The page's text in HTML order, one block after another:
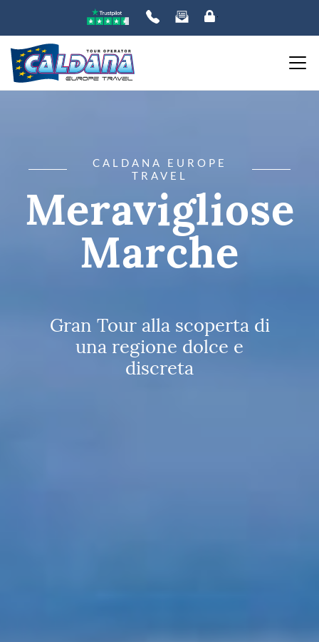
CALDANA EUROPE
TRAVEL
Meravigliose
Marche
Gran Tour alla scoperta di
una regione dolce e
discreta